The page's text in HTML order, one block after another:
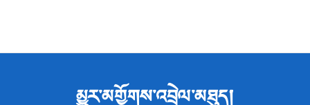
མྱུར་མགྱོགས་འབྲེལ་མཐུད།